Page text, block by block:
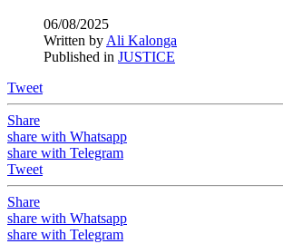
06/08/2025
Written by Ali Kalonga
Published in JUSTICE
Tweet
Share
share with Whatsapp
share with Telegram
Tweet
Share
share with Whatsapp
share with Telegram